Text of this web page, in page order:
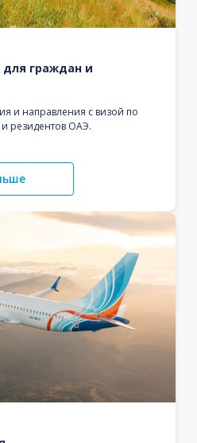
граждан и
и направления с визой по
резидентов ОАЭ.